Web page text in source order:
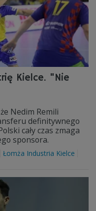
Kielce. "Nie
Nedim Remili
definitywnego
cały czas zmaga
sponsora.
Łomża Industria Kielce